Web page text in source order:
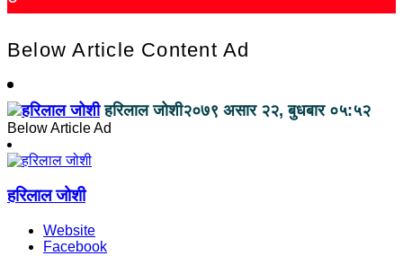
Below Article Content Ad
हरिलाल जोशी२०७९ असार २२, बुधबार ०५:५२
Below Article Ad
हरिलाल जोशी
Website
Facebook